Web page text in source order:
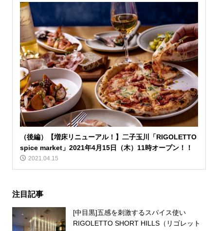
（後編）【増床リニューアル！】二子玉川「RIGOLETTO
spice market」2021年4月15日（木）11時オープン！！
2021.04.15
注目記事
[中目黒]五感を刺激するスパイス使い
RIGOLETTO SHORT HILLS（リゴレット